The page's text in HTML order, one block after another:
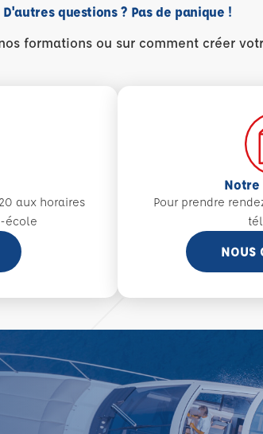
D'autres questions ? Pas de panique !
formations ou sur comment créer
aux horaires
école
Pour prendre
NOUS